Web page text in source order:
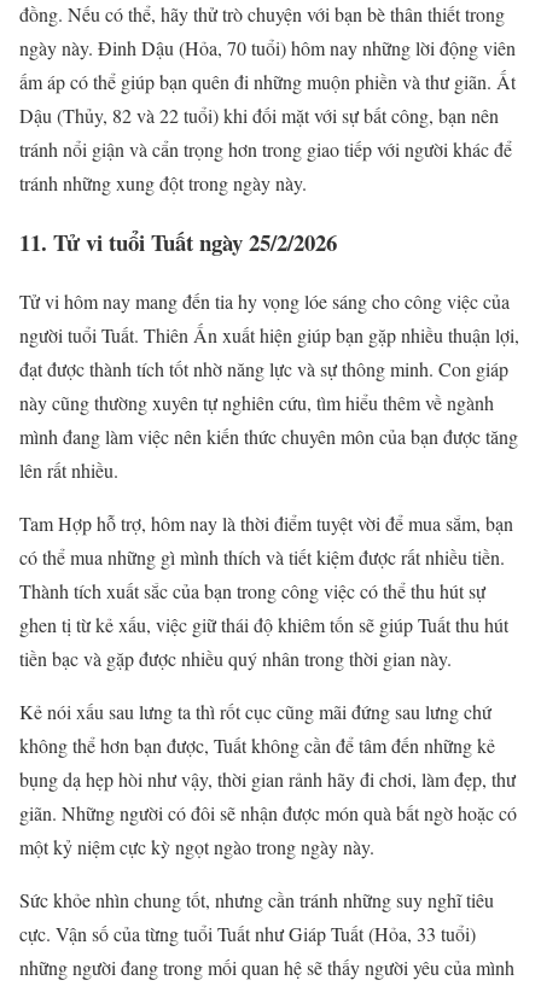
đồng. Nếu có thể, hãy thử trò chuyện với bạn bè thân thiết trong
ngày này. Đinh Dậu (Hỏa, 70 tuổi) hôm nay những lời động viên
ấm áp có thể giúp bạn quên đi những muộn phiền và thư giãn. Ất
Dậu (Thủy, 82 và 22 tuổi) khi đối mặt với sự bất công, bạn nên
tránh nổi giận và cẩn trọng hơn trong giao tiếp với người khác để
tránh những xung đột trong ngày này.
11. Tử vi tuổi Tuất ngày 25/2/2026
Tử vi hôm nay mang đến tia hy vọng lóe sáng cho công việc của
người tuổi Tuất. Thiên Ấn xuất hiện giúp bạn gặp nhiều thuận lợi,
đạt được thành tích tốt nhờ năng lực và sự thông minh. Con giáp
này cũng thường xuyên tự nghiên cứu, tìm hiểu thêm về ngành
mình đang làm việc nên kiến thức chuyên môn của bạn được tăng
lên rất nhiều.
Tam Hợp hỗ trợ, hôm nay là thời điểm tuyệt vời để mua sắm, bạn
có thể mua những gì mình thích và tiết kiệm được rất nhiều tiền.
Thành tích xuất sắc của bạn trong công việc có thể thu hút sự
ghen tị từ kẻ xấu, việc giữ thái độ khiêm tốn sẽ giúp Tuất thu hút
tiền bạc và gặp được nhiều quý nhân trong thời gian này.
Kẻ nói xấu sau lưng ta thì rốt cục cũng mãi đứng sau lưng chứ
không thể hơn bạn được, Tuất không cần để tâm đến những kẻ
bụng dạ hẹp hòi như vậy, thời gian rảnh hãy đi chơi, làm đẹp, thư
giãn. Những người có đôi sẽ nhận được món quà bất ngờ hoặc có
một kỷ niệm cực kỳ ngọt ngào trong ngày này.
Sức khỏe nhìn chung tốt, nhưng cần tránh những suy nghĩ tiêu
cực. Vận số của từng tuổi Tuất như Giáp Tuất (Hỏa, 33 tuổi)
những người đang trong mối quan hệ sẽ thấy người yêu của mình